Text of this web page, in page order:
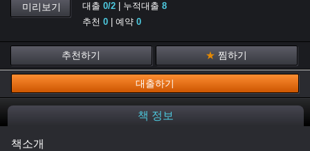
미리보기
대출 0/2 | 누적대출 8
추천 0 | 예약 0
추천하기 ★ 찜하기
대출하기
책 정보
책소개